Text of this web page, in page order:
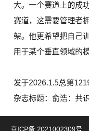
大。一个赛道上的成
赛道，这需要管理者
架。他更希望把自己
用于某个垂直领域的模
发于2026.1.5总第
杂志标题：俞浩：共
京ICP备 2021002309号